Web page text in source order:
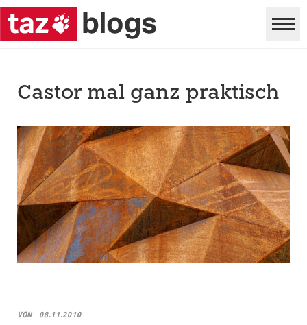
Castor mal ganz praktisch
VON 08.11.2010